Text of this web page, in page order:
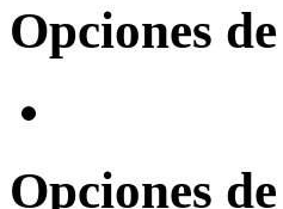
Opciones
Opciones